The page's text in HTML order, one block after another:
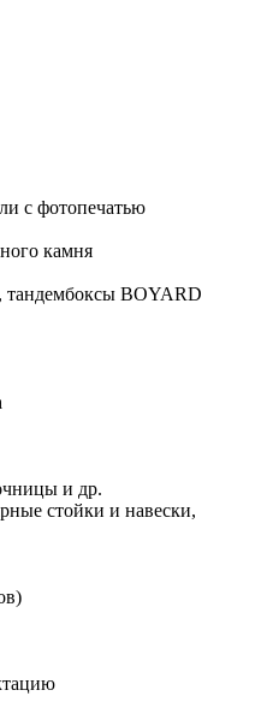
с фотопечатью
камня
BOYARD
и др.
стойки и навески,